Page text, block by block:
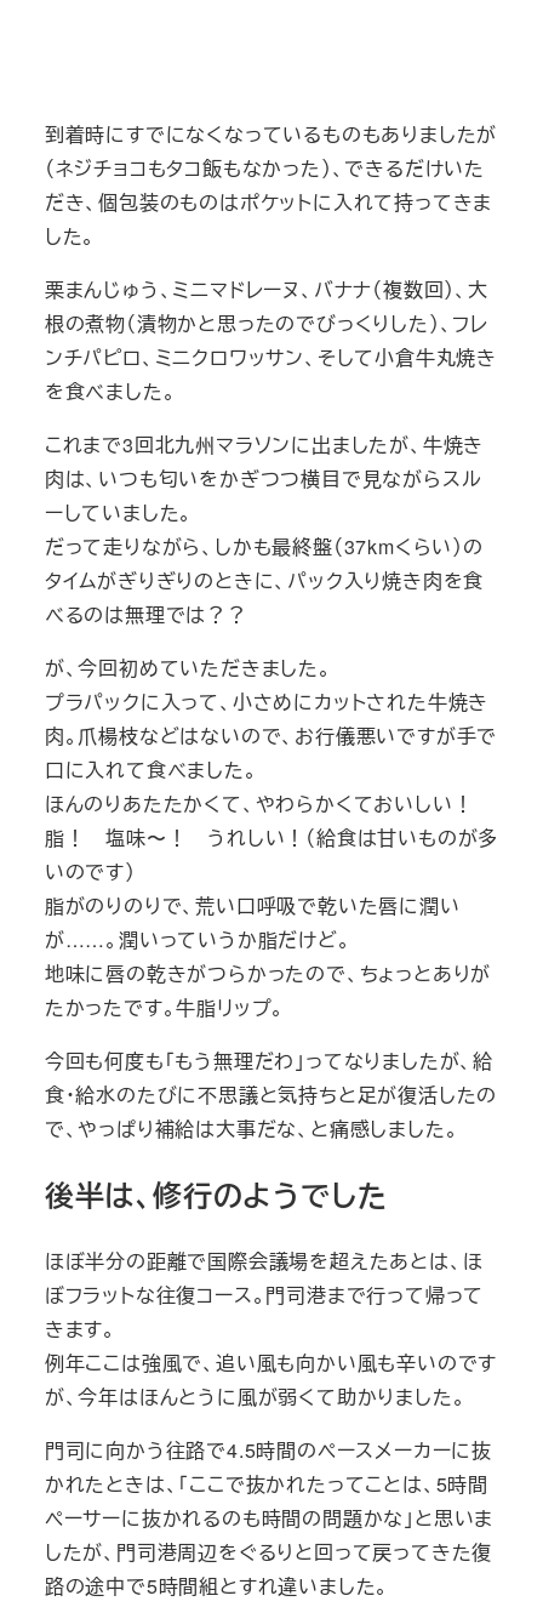
到着時にすでになくなっているものもありましたが
（ネジチョコもタコ飯もなかった）、できるだけいた
だき、個包装のものはポケットに入れて持ってきま
した。
栗まんじゅう、ミニマドレーヌ、バナナ（複数回）、大
根の煮物（漬物かと思ったのでびっくりした）、フレ
ンチパピロ、ミニクロワッサン、そして小倉牛丸焼き
を食べました。
これまで3回北九州マラソンに出ましたが、牛焼き
肉は、いつも匂いをかぎつつ横目で見ながらスル
ーしていました。
だって走りながら、しかも最終盤（37kmくらい）の
タイムがぎりぎりのときに、パック入り焼き肉を食
べるのは無理では？？
が、今回初めていただきました。
プラパックに入って、小さめにカットされた牛焼き
肉。爪楊枝などはないので、お行儀悪いですが手で
口に入れて食べました。
ほんのりあたたかくて、やわらかくておいしい！
脂！ 塩味〜！ うれしい！（給食は甘いものが多
いのです）
脂がのりのりで、荒い口呼吸で乾いた唇に潤い
が……。潤いっていうか脂だけど。
地味に唇の乾きがつらかったので、ちょっとありが
たかったです。牛脂リップ。
今回も何度も「もう無理だわ」ってなりましたが、給
食・給水のたびに不思議と気持ちと足が復活したの
で、やっぱり補給は大事だな、と痛感しました。
後半は、修行のようでした
ほぼ半分の距離で国際会議場を超えたあとは、ほ
ぼフラットな往復コース。門司港まで行って帰って
きます。
例年ここは強風で、追い風も向かい風も辛いのです
が、今年はほんとうに風が弱くて助かりました。
門司に向かう往路で4.5時間のペースメーカーに抜
かれたときは、「ここで抜かれたってことは、5時間
ペーサーに抜かれるのも時間の問題かな」と思いま
したが、門司港周辺をぐるりと回って戻ってきた復
路の途中で5時間組とすれ違いました。